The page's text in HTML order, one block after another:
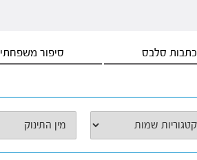
כתבות סלבס סיפור משפחתי